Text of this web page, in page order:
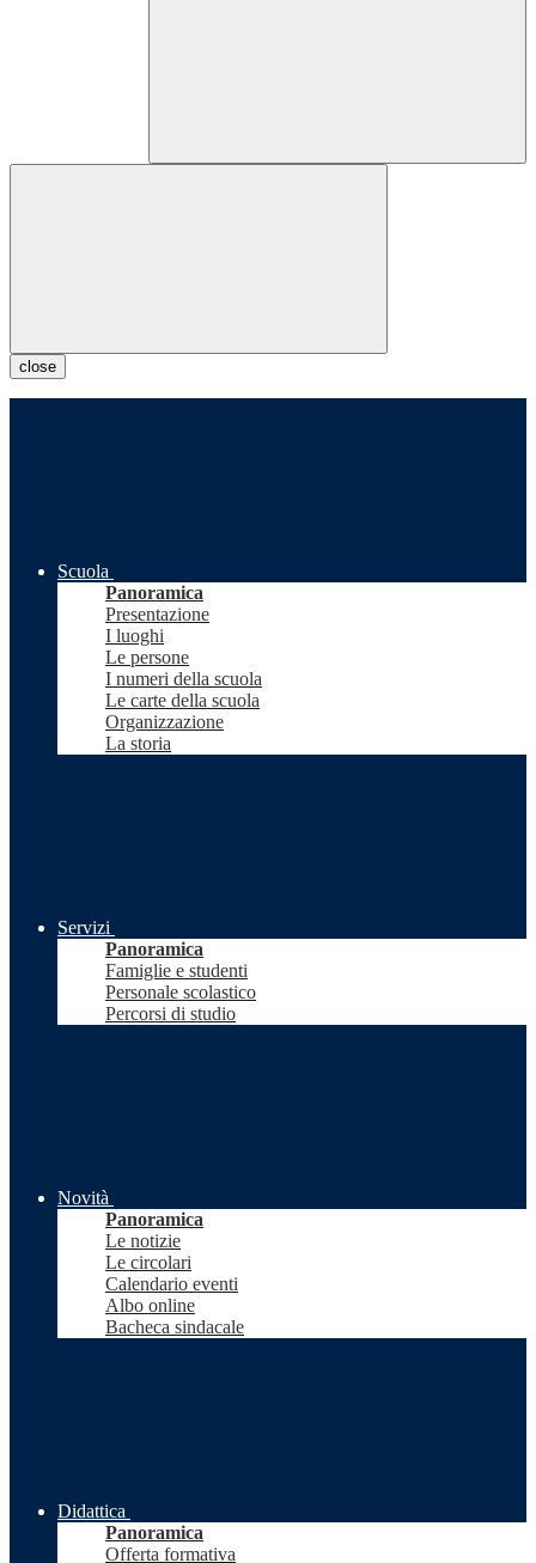
close
Scuola
Panoramica
Presentazione
I luoghi
Le persone
I numeri della scuola
Le carte della scuola
Organizzazione
La storia
Servizi
Panoramica
Famiglie e studenti
Personale scolastico
Percorsi di studio
Novità
Panoramica
Le notizie
Le circolari
Calendario eventi
Albo online
Bacheca sindacale
Didattica
Panoramica
Offerta formativa